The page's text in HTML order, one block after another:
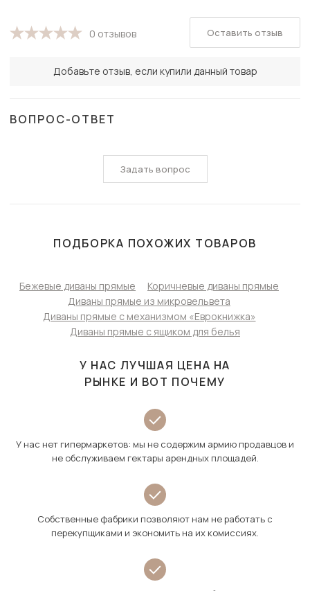
0 отзывов
Добавьте отзыв, если купили данный товар
Оставить отзыв
ВОПРОС-ОТВЕТ
Задать вопрос
ПОДБОРКА ПОХОЖИХ ТОВАРОВ
Бежевые диваны прямые
Коричневые диваны прямые
Диваны прямые из микровельвета
Диваны прямые с механизмом «Еврокнижка»
Диваны прямые с ящиком для белья
У НАС ЛУЧШАЯ ЦЕНА НА
РЫНКЕ И ВОТ ПОЧЕМУ
У нас нет гипермаркетов: мы не содержим армию продавцов и
не обслуживаем гектары арендных площадей.
Собственные фабрики позволяют нам не работать с
перекупщиками и экономить на их комиссиях.